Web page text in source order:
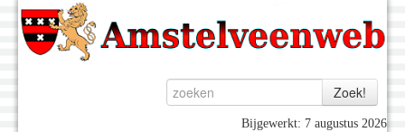
Bijgewerkt: 7 augustus 2026